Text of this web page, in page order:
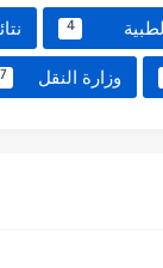
4
وزارة النقل